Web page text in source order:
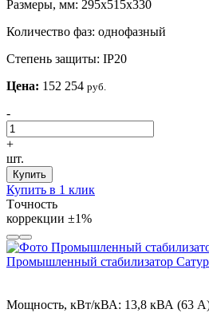
Размеры, мм: 295х515х330
Количество фаз: однофазный
Степень защиты: IP20
Цена: 152 254 руб.
-
+
шт.
Купить
Купить в 1 клик
Tочность
коррекции ±1%
Промышленный стабилизатор
Мощность, кВт/кВА: 13,8 кВА (63